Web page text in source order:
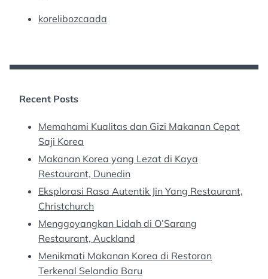
korelibozcaada
Recent Posts
Memahami Kualitas dan Gizi Makanan Cepat
Saji Korea
Makanan Korea yang Lezat di Kaya
Restaurant, Dunedin
Eksplorasi Rasa Autentik Jin Yang Restaurant,
Christchurch
Menggoyangkan Lidah di O’Sarang
Restaurant, Auckland
Menikmati Makanan Korea di Restoran
Terkenal Selandia Baru